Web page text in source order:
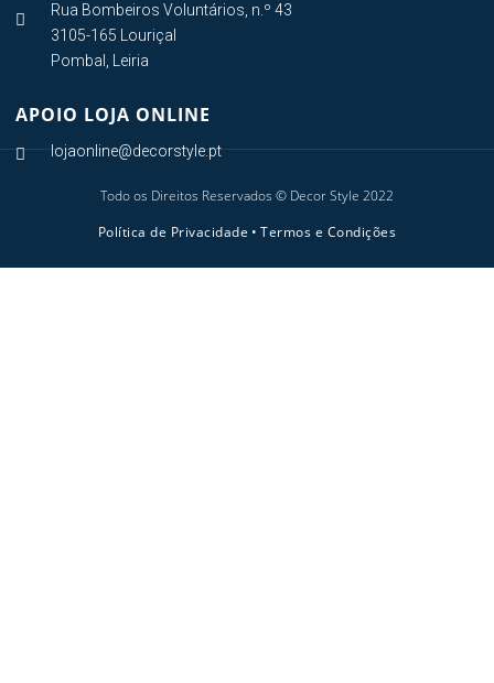

Rua Bombeiros Voluntários, n.º 43
3105-165 Louriçal
Pombal, Leiria
APOIO LOJA ONLINE
 lojaonline@decorstyle.pt
Todo os Direitos Reservados © Decor Style 2022
Política de Privacidade •Termos e Condições